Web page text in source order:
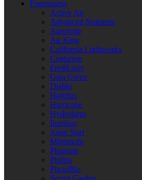
Fournisseur
Active Air
Advanced Nutrients
Agrobrite
Air King
California Lightworks
Centurion
FredtLizer
Gaia Green
Diablo
Hortilux
Hurricane
Hydrofarm
Iluminar
Jump Start
Mammoth
Phantom
Philips
PhotoBio